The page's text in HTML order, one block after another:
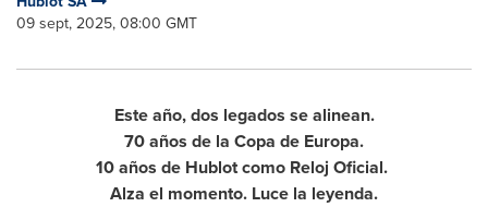
09 sept, 2025, 08:00 GMT
Este año, dos legados se alinean.
70 años de la Copa de Europa.
10 años de Hublot como Reloj Oficial.
Alza el momento. Luce la leyenda.